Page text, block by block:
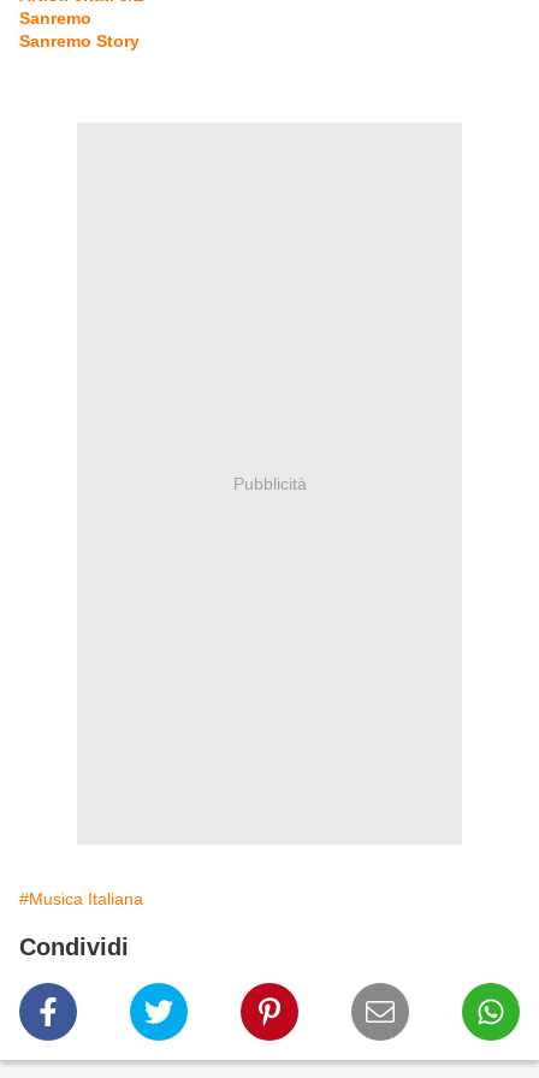
Sanremo
Sanremo Story
Pubblicità
#Musica Italiana
Condividi